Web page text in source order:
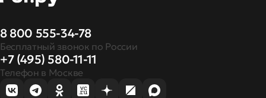
8 800 555-34-78
Бесплатный звонок по России
+7 (495) 580-11-11
Телефон в Москве